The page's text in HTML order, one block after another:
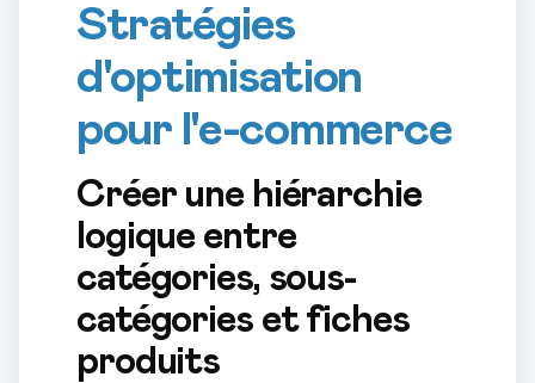
Stratégies
d'optimisation
pour l'e-commerce
Créer une hiérarchie
logique entre
catégories, sous-
catégories et fiches
produits